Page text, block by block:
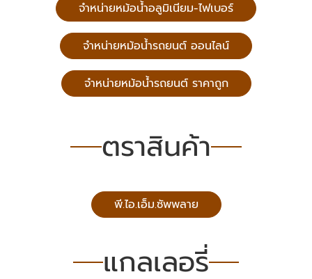
จำหน่ายหม้อน้ำอลูมิเนียม-ไฟเบอร์
จำหน่ายหม้อน้ำรถยนต์ ออนไลน์
จำหน่ายหม้อน้ำรถยนต์ ราคาถูก
ตราสินค้า
พี.ไอ.เอ็ม.ซัพพลาย
แกลเลอรี่